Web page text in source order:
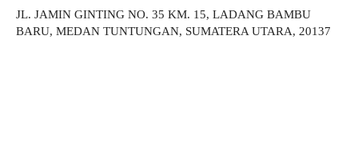
JL. JAMIN GINTING NO. 35 KM. 15, LADANG BAMBU
BARU, MEDAN TUNTUNGAN, SUMATERA UTARA, 20137